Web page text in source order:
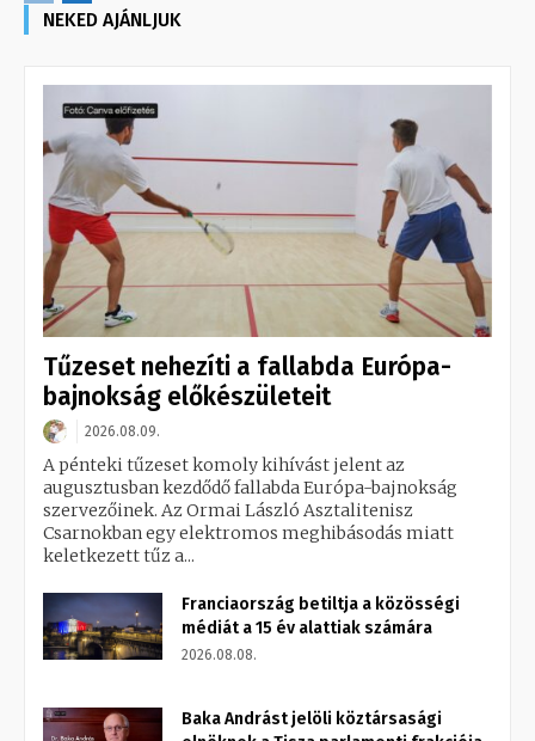
NEKED AJÁNLJUK
Tűzeset nehezíti a fallabda Európa-
bajnokság előkészületeit
2026.08.09.
A pénteki tűzeset komoly kihívást jelent az
augusztusban kezdődő fallabda Európa-bajnokság
szervezőinek. Az Ormai László Asztalitenisz
Csarnokban egy elektromos meghibásodás miatt
keletkezett tűz a...
Franciaország betiltja a közösségi
médiát a 15 év alattiak számára
2026.08.08.
Baka Andrást jelöli köztársasági